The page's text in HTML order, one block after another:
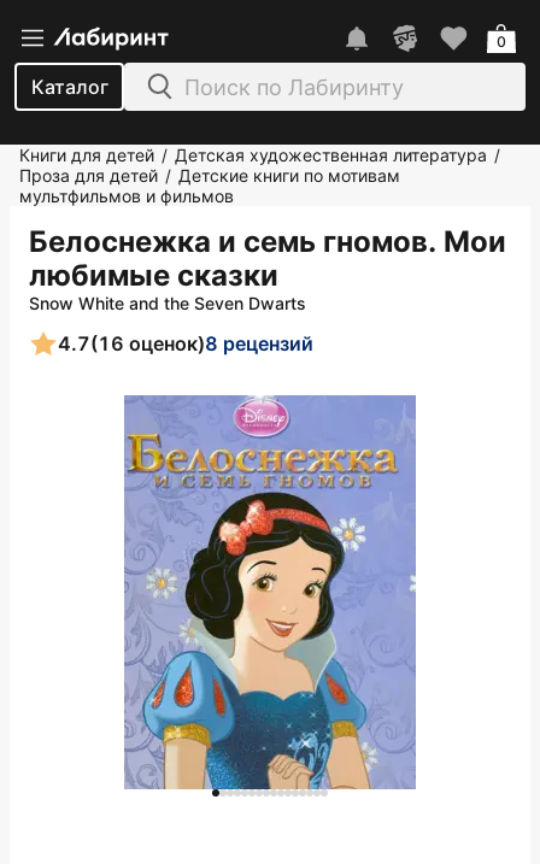
Каталог
0
Книги для детей / Детская художественная литература /
Проза для детей / Детские книги по мотивам
мультфильмов и фильмов
Белоснежка и семь гномов. Мои
любимые сказки
Snow White and the Seven Dwarts
4.7(16 оценок)8 рецензий